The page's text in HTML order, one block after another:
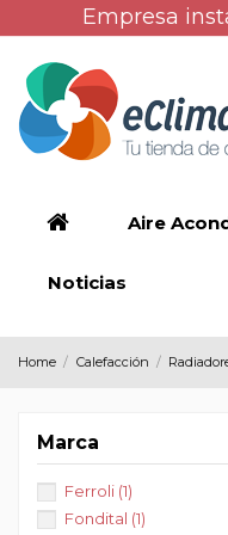
Empresa
Aire
Noticias
Home Calefacción
Marca
Ferroli (1)
Fondital (1)